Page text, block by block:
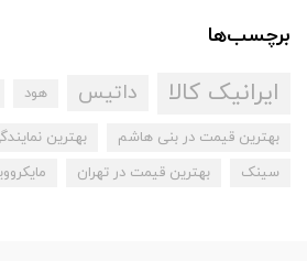
برچسب‌ها
ایرانیک کالا داتیس هود
بهترین قیمت در بنی هاشم
بهترین
سینک
بهترین قیمت در تهران